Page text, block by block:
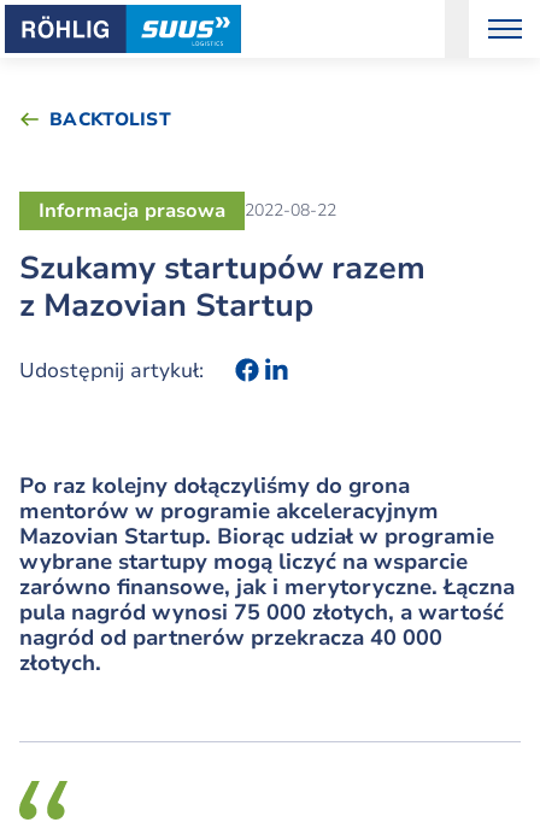
BACKTOLIST
Szukamy startupów razem
z Mazovian Startup
Informacja prasowa 2022-08-22
Udostępnij artykuł:
Po raz kolejny dołączyliśmy do grona
mentorów w programie akceleracyjnym
Mazovian Startup. Biorąc udział w programie
wybrane startupy mogą liczyć na wsparcie
zarówno finansowe, jak i merytoryczne. Łączna
pula nagród wynosi 75 000 złotych, a wartość
nagród od partnerów przekracza 40 000
złotych.